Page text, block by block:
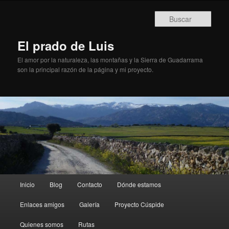
El prado de Luis
El amor por la naturaleza, las montañas y la Sierra de Guadarrama
son la principal razón de la página y mi proyecto.
Ir al contenido principal
Ir al contenido secundario
Inicio Blog Contacto Dónde estamos
Enlaces amigos Galería Proyecto Cúspide
Quienes somos Rutas